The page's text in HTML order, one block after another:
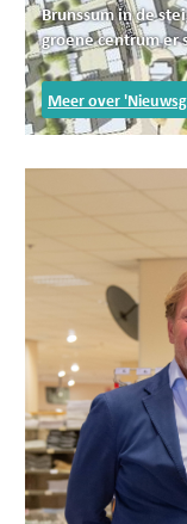
Brunssum in de
groene centrum er
Meer over